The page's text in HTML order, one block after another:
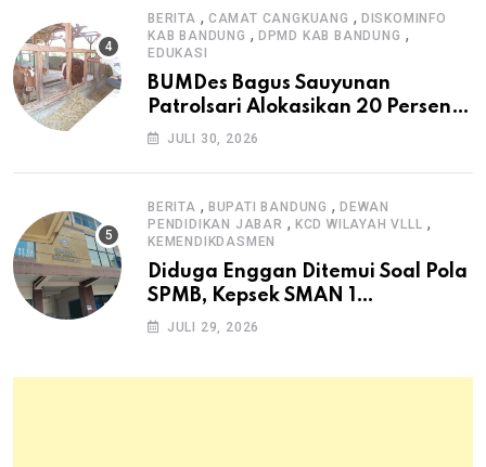
BERITA , CAMAT CANGKUANG , DISKOMINFO
KAB BANDUNG , DPMD KAB BANDUNG ,
EDUKASI
BUMDes Bagus Sauyunan
Patrolsari Alokasikan 20 Persen
Dana Desa untuk Ketahanan
JULI 30, 2026
BERITA , BUPATI BANDUNG ,DEWAN
PENDIDIKAN JABAR , KCD WILAYAH VLLL ,
KEMENDIKDASMEN
Diduga Enggan Ditemui Soal Pola
SPMB, Kepsek SMAN 1
Dayeuhkolot Dikeluhkan Orang
JULI 29, 2026